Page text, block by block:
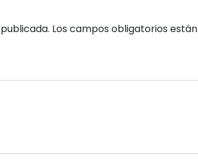
Los campos obligatorios están